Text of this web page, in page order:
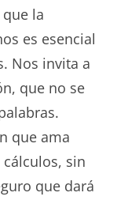
la
es esencial
Nos invita a
que no se
que ama
cálculos, sin
que dará